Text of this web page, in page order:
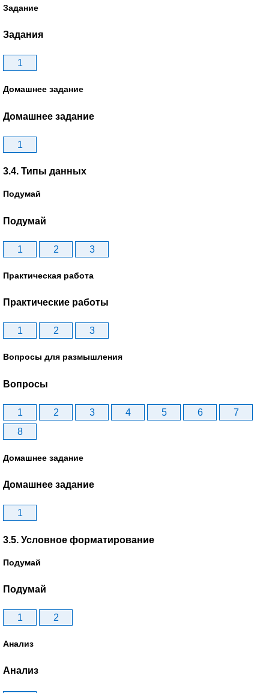
Задание
Задания
1
Домашнее задание
Домашнее задание
1
3.4. Типы данных
Подумай
Подумай
1 2 3
Практическая работа
Практические работы
1 2 3
Вопросы для размышления
Вопросы
1 2 3 4 5 6
7
8
Домашнее задание
Домашнее задание
1
3.5. Условное форматирование
Подумай
Подумай
1 2
Анализ
Анализ